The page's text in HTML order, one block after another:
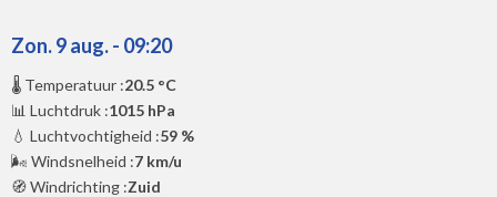
Zon. 9 aug. - 09:20
🌡️ Temperatuur :20.5 °C
📊 Luchtdruk :1015 hPa
💧 Luchtvochtigheid :59 %
🌬️ Windsnelheid :7 km/u
🧭 Windrichting :Zuid